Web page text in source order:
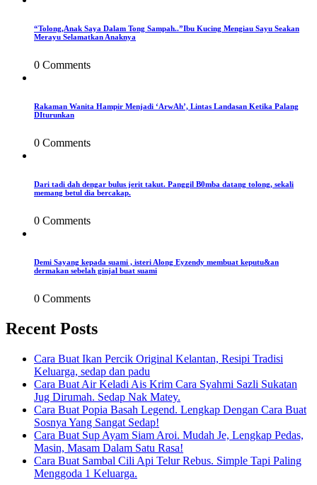
“Tolong,Anak Saya Dalam Tong Sampah..”Ibu Kucing Mengiau Sayu Seakan
Merayu Selamatkan Anaknya
0 Comments
Rakaman Wanita Hampir Menjadi ‘ArwAh’, Lintas Landasan Ketika Palang
DIturunkan
0 Comments
Dari tadi dah dengar bulus jerit takut. Panggil B0mba datang tolong, sekali
memang betul dia bercakap.
0 Comments
Demi Sayang kepada suami , isteri Along Eyzendy membuat keputu&an
dermakan sebelah ginjal buat suami
0 Comments
Recent Posts
Cara Buat Ikan Percik Original Kelantan, Resipi Tradisi
Keluarga, sedap dan padu
Cara Buat Air Keladi Ais Krim Cara Syahmi Sazli Sukatan
Jug Dirumah. Sedap Nak Matey.
Cara Buat Popia Basah Legend. Lengkap Dengan Cara Buat
Sosnya Yang Sangat Sedap!
Cara Buat Sup Ayam Siam Aroi. Mudah Je, Lengkap Pedas,
Masin, Masam Dalam Satu Rasa!
Cara Buat Sambal Cili Api Telur Rebus. Simple Tapi Paling
Menggoda 1 Keluarga.